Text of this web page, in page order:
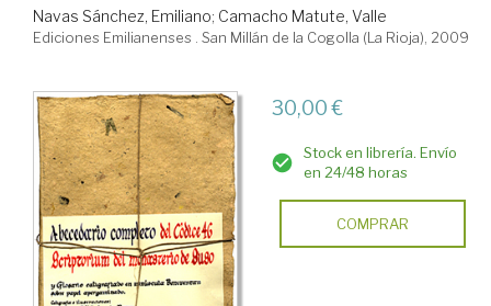
Navas Sánchez, Emiliano; Camacho Matute, Valle
Ediciones Emilianenses . San Millán de la Cogolla (La Rioja), 2009
30,00 €
Stock en librería. Envío
en 24/48 horas
COMPRAR